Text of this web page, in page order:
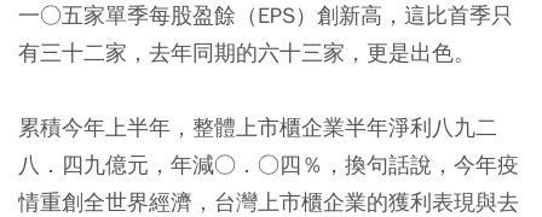
一○五家單季每股盈餘（EPS）創新高，這比首季只
有三十二家，去年同期的六十三家，更是出色。
累積今年上半年，整體上市櫃企業半年淨利八九二
八．四九億元，年減○．○四％，換句話說，今年疫
情重創全世界經濟，台灣上市櫃企業的獲利表現與去